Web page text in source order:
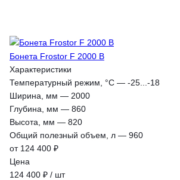
Бонета Frostor F 2000 B
Характеристики
Температурный режим, °С — -25...-18
Ширина, мм — 2000
Глубина, мм — 860
Высота, мм — 820
Общий полезный объем, л — 960
от 124 400 ₽
Цена
124 400 ₽ / шт